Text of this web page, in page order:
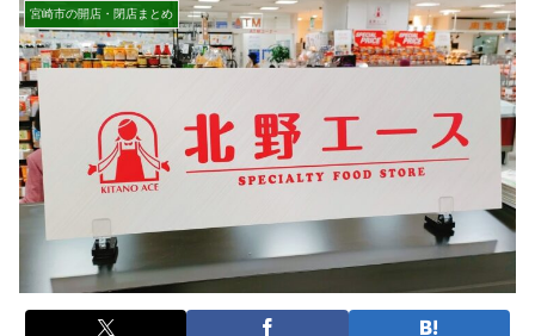
宮崎市の開店・閉店まとめ